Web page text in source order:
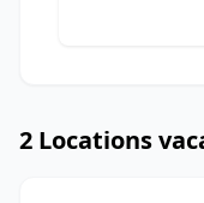
2 Locations